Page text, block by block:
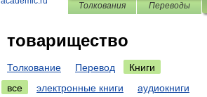
Толкования Переводы
товарищество
Толкование Перевод
Книги
все
электронные книги аудиокниги